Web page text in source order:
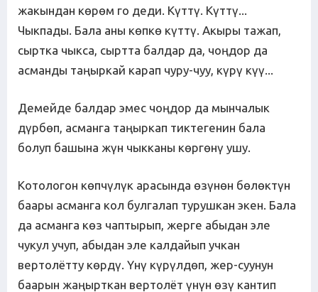
жакындан көрөм го деди. Күттү. Күттү...
Чыкпады. Бала аны көпкө күттү. Акыры тажап,
сыртка чыкса, сыртта балдар да, чоңдор да
асманды таңыркай карап чуру-чуу, күрү күү...
Демейде балдар эмес чоңдор да мынчалык
дүрбөп, асманга таңыркап тиктегенин бала
болуп башына жүн чыкканы көргөнү ушу.
Котологон көпчүлүк арасында өзүнөн бөлөктүн
баары асманга кол булгалап турушкан экен. Бала
да асманга көз чаптырып, жерге абыдан эле
чукул учуп, абыдан эле калдайып учкан
вертолётту көрдү. Үнү күрүлдөп, жер-суунун
баарын жаңырткан вертолёт үнүн өзү кантип